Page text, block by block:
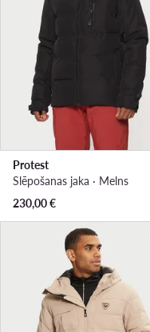
Protest
Slēpošanas jaka · Melns
230,00€